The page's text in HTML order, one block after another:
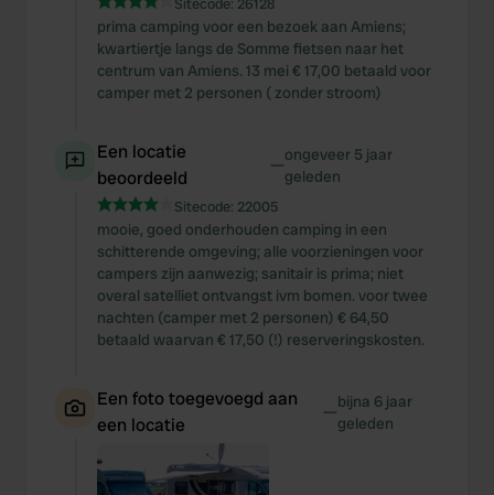
Sitecode: 26128
prima camping voor een bezoek aan Amiens;
kwartiertje langs de Somme fietsen naar het
centrum van Amiens. 13 mei € 17,00 betaald voor
camper met 2 personen ( zonder stroom)
Een locatie
beoordeeld
—ongeveer 5 jaar
geleden
Sitecode: 22005
mooie, goed onderhouden camping in een
schitterende omgeving; alle voorzieningen voor
campers zijn aanwezig; sanitair is prima; niet
overal satelliet ontvangst ivm bomen. voor twee
nachten (camper met 2 personen) € 64,50
betaald waarvan € 17,50 (!) reserveringskosten.
Een foto toegevoegd aan
een locatie
—bijna 6 jaar
geleden